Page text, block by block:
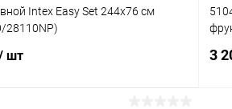
Intex Easy Set 244х76 см
28110NP)
шт 3